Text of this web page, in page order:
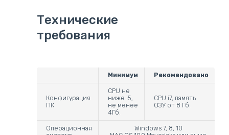
Технические
требования
Минимум Рекомендовано
Конфигурация
ПК
CPU не
ниже i5,
не менее
4Гб.
CPU i7, память
ОЗУ от 8 Гб.
Операционная
Windows 7, 8, 10